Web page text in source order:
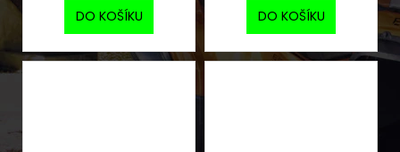
DO KOŠÍKU DO KOŠÍKU